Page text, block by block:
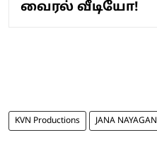
வைரல் வீடியோ!
KVN Productions JANA NAYAGAN